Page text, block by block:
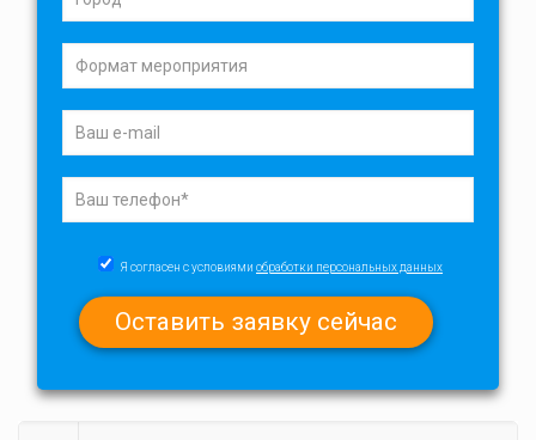
Я согласен с условиями обработки персональных данных